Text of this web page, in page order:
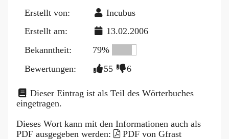
Erstellt von:
Incubus
Erstellt am:
13.02.2006
Bekanntheit:
79%
Bewertungen:
55 6
Dieser Eintrag ist als Teil des Wörterbuches
eingetragen.
Dieses Wort kann mit den Informationen auch als
PDF ausgegeben werden:
PDF von Gfrast